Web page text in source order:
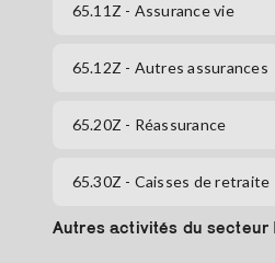
65.11Z - Assurance vie
65.12Z - Autres assurances
65.20Z - Réassurance
65.30Z - Caisses de retraite
Autres activités du